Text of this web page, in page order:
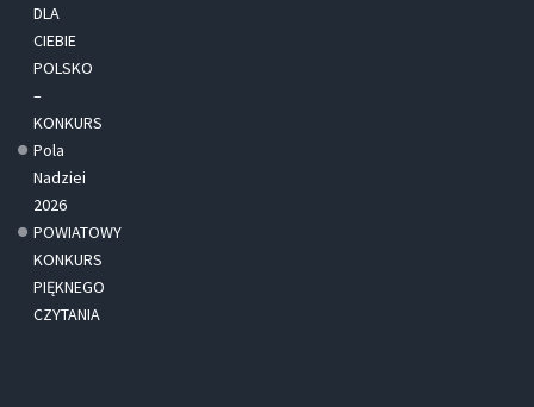
DLA
CIEBIE
POLSKO
–
KONKURS
Pola
Nadziei
2026
POWIATOWY
KONKURS
PIĘKNEGO
CZYTANIA